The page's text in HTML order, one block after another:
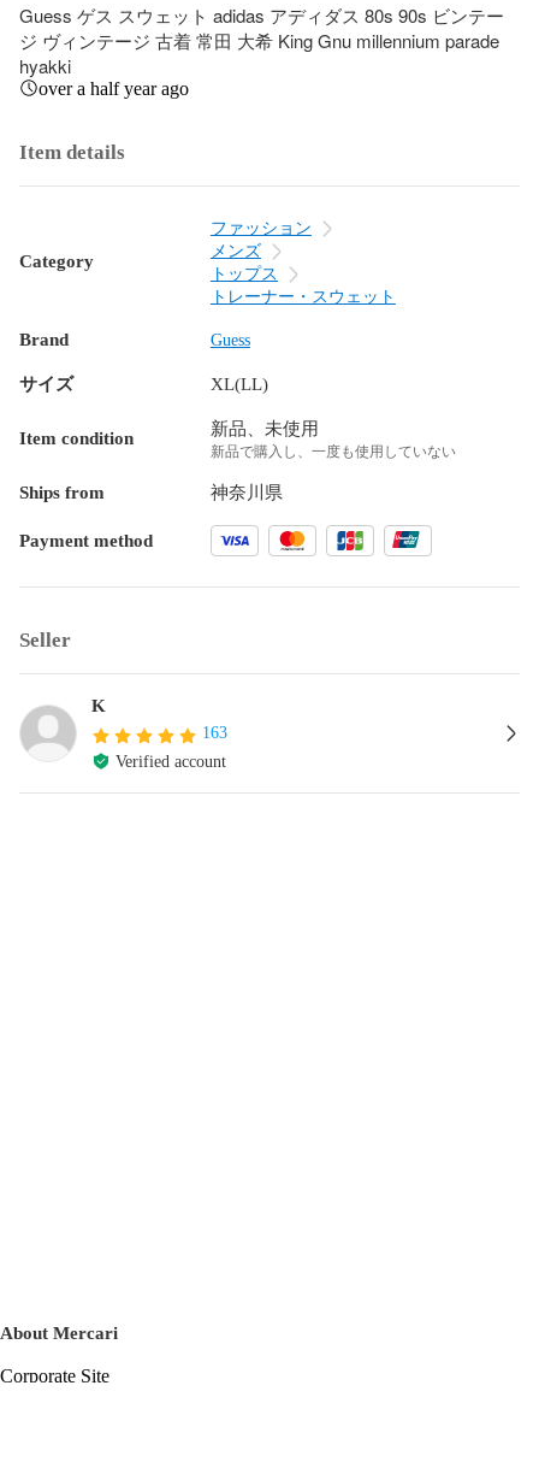
Guess ゲス スウェット adidas アディダス 80s 90s ビンテー
ジ ヴィンテージ 古着 常田 大希 King Gnu millennium parade
hyakki
over a half year ago
Item details
Category
ファッション
メンズ
トップス
トレーナー・スウェット
Brand Guess
サイズ XL(LL)
Item condition 新品、未使用
新品で購入し、一度も使用していない
Ships from 神奈川県
Payment method
Seller
K
163
Verified account
About Mercari
Corporate Site